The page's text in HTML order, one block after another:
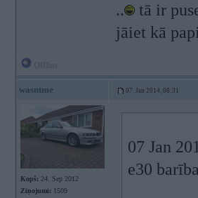
..
tā ir
jāiet kā
wasntme 07. Jan 2014, 08:31
Kopš: 24. Sep 2012
Ziņojumi: 1509
07 Jan
e30